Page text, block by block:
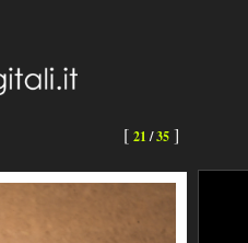
[ 21/35]